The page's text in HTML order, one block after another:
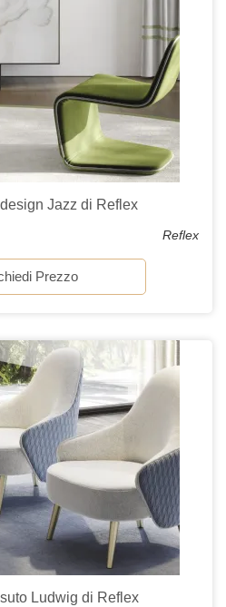
Jazz di Reflex
Reflex
Prezzo
Ludwig di Reflex